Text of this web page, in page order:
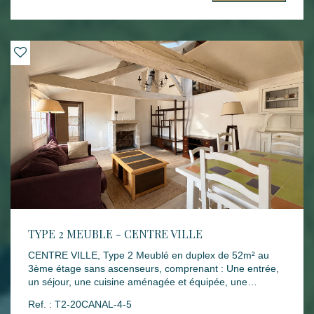
Honoraires états des lieux : 143.88 € Disponibilité : 08
bien est exposé sont disponibles sur le site Géorisques :
www.georisques.gouv.fr
TYPE 2 MEUBLE - CENTRE VILLE
CENTRE VILLE, Type 2 Meublé en duplex de 52m² au
3ème étage sans ascenseurs, comprenant : Une entrée,
un séjour, une cuisine aménagée et équipée, une
espace bureau et une salle de douches avec WC. Mode
Ref. : T2-20CANAL-4-5